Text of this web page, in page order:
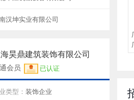
汉坤实业有限公司
海昊鼎建筑装饰有限公司
会员 已认证
类型： 装饰企业